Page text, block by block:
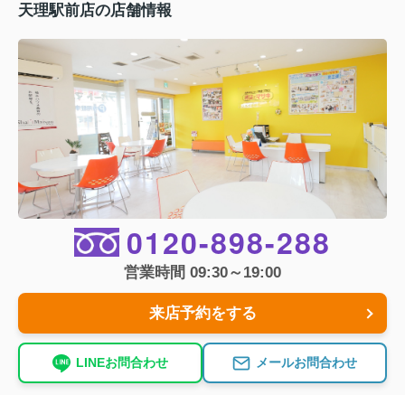
天理駅前店の店舗情報
0120-898-288
営業時間 09:30～19:00
来店予約をする
LINEお問合わせ メールお問合わせ